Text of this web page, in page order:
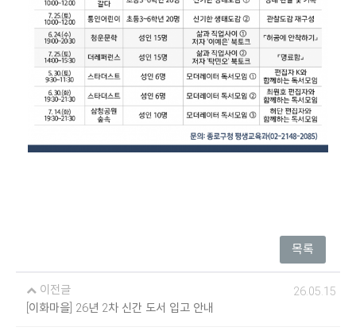
목록
이전글
[이화마을] 26년 2차 신간 도서 입고 안내
26.05.15